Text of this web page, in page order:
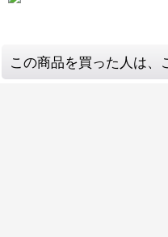
この商品を買った人は、